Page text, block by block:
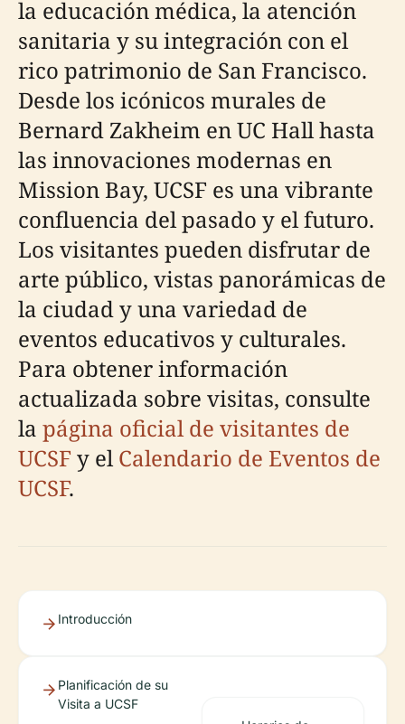
la educación médica, la atención
sanitaria y su integración con el
rico patrimonio de San Francisco.
Desde los icónicos murales de
Bernard Zakheim en UC Hall hasta
las innovaciones modernas en
Mission Bay, UCSF es una vibrante
confluencia del pasado y el futuro.
Los visitantes pueden disfrutar de
arte público, vistas panorámicas de
la ciudad y una variedad de
eventos educativos y culturales.
Para obtener información
actualizada sobre visitas, consulte
la página oficial de visitantes de
UCSF y elCalendario de Eventos de
UCSF.
Introducción
Planificación de su
Visita a UCSF